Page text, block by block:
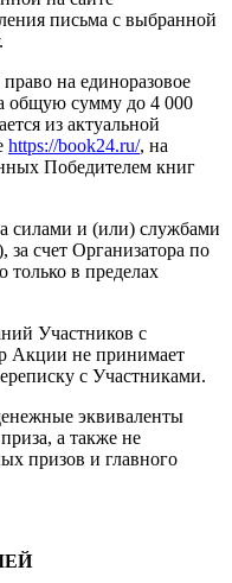
письма с выбранной
на единоразовое
общую сумму до 4 000
из актуальной
https://book24.ru/, на
Победителем книг
силами и (или) службами
за счет Организатора по
только в пределах
Участников с
Акции не принимает
с Участниками.
эквиваленты
а также не
призов и главного